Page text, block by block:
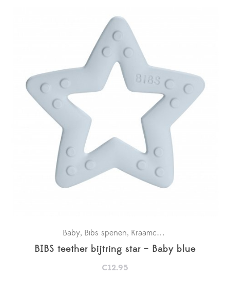
Baby, Bibs spenen, Kraamcadeaus
BIBS teether bijtring star – Baby blue
€12.95